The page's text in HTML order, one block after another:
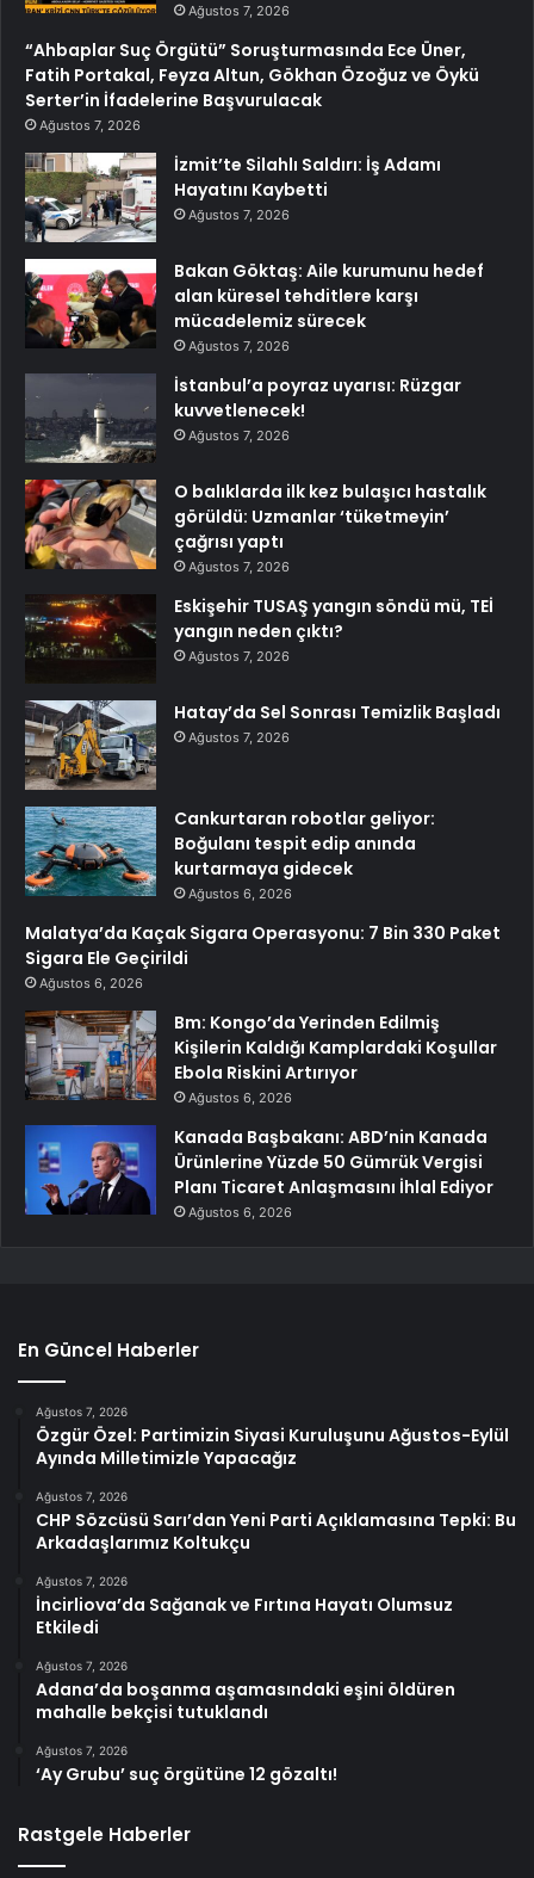
Ağustos 7, 2026
“Ahbaplar Suç Örgütü” Soruşturmasında Ece Üner,
Fatih Portakal, Feyza Altun, Gökhan Özoğuz ve Öykü
Serter’in İfadelerine Başvurulacak
Ağustos 7, 2026
İzmit’te Silahlı Saldırı: İş Adamı
Hayatını Kaybetti
Ağustos 7, 2026
Bakan Göktaş: Aile kurumunu hedef
alan küresel tehditlere karşı
mücadelemiz sürecek
Ağustos 7, 2026
İstanbul’a poyraz uyarısı: Rüzgar
kuvvetlenecek!
Ağustos 7, 2026
O balıklarda ilk kez bulaşıcı hastalık
görüldü: Uzmanlar ‘tüketmeyin’
çağrısı yaptı
Ağustos 7, 2026
Eskişehir TUSAŞ yangın söndü mü, TEİ
yangın neden çıktı?
Ağustos 7, 2026
Hatay’da Sel Sonrası Temizlik Başladı
Ağustos 7, 2026
Cankurtaran robotlar geliyor:
Boğulanı tespit edip anında
kurtarmaya gidecek
Ağustos 6, 2026
Malatya’da Kaçak Sigara Operasyonu: 7 Bin 330 Paket
Sigara Ele Geçirildi
Ağustos 6, 2026
Bm: Kongo’da Yerinden Edilmiş
Kişilerin Kaldığı Kamplardaki Koşullar
Ebola Riskini Artırıyor
Ağustos 6, 2026
Kanada Başbakanı: ABD’nin Kanada
Ürünlerine Yüzde 50 Gümrük Vergisi
Planı Ticaret Anlaşmasını İhlal Ediyor
Ağustos 6, 2026
En Güncel Haberler
Ağustos 7, 2026
Özgür Özel: Partimizin Siyasi Kuruluşunu Ağustos-Eylül
Ayında Milletimizle Yapacağız
Ağustos 7, 2026
CHP Sözcüsü Sarı’dan Yeni Parti Açıklamasına Tepki: Bu
Arkadaşlarımız Koltukçu
Ağustos 7, 2026
İncirliova’da Sağanak ve Fırtına Hayatı Olumsuz
Etkiledi
Ağustos 7, 2026
Adana’da boşanma aşamasındaki eşini öldüren
mahalle bekçisi tutuklandı
Ağustos 7, 2026
‘Ay Grubu’ suç örgütüne 12 gözaltı!
Rastgele Haberler